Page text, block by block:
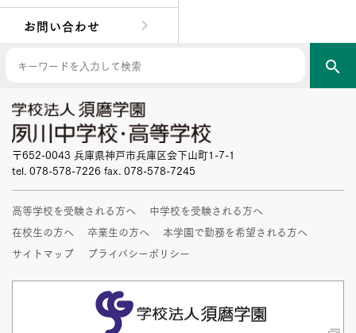
お問い合わせ
search
〒652-0043 兵庫県神戸市兵庫区会下山町1-7-1
tel. 078-578-7226 fax. 078-578-7245
高等学校を受験される方へ
中学校を受験される方へ
在校生の方へ
卒業生の方へ
本学園で勤務を希望される方へ
サイトマップ
プライバシーポリシー